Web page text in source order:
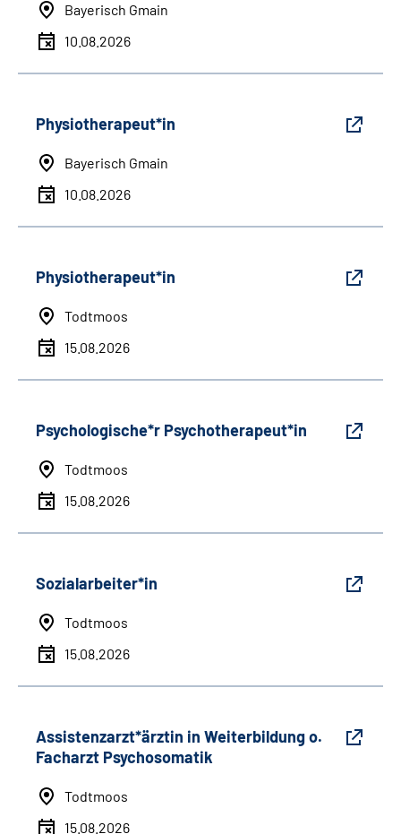
Bayerisch Gmain
10.08.2026
Physiotherapeut*in
Bayerisch Gmain
10.08.2026
Physiotherapeut*in
Todtmoos
15.08.2026
Psychologische*r Psychotherapeut*in
Todtmoos
15.08.2026
Sozialarbeiter*in
Todtmoos
15.08.2026
Assistenzarzt*ärztin in Weiterbildung o.
Facharzt Psychosomatik
Todtmoos
15.08.2026